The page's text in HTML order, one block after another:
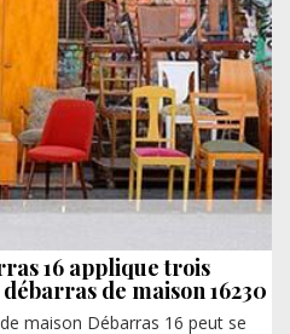
16 applique trois
de maison 16230
maison Débarras 16 peut se